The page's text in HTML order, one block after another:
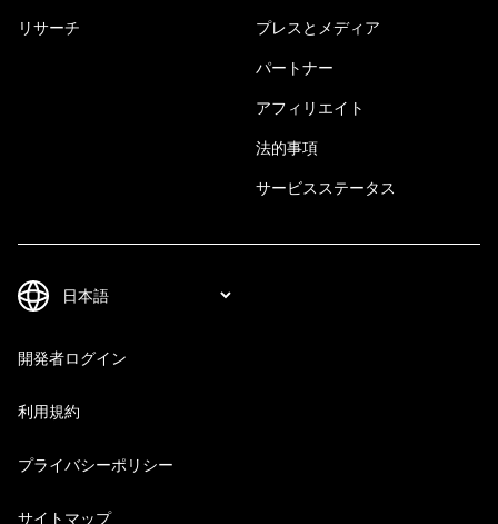
リサーチ プレスとメディア
パートナー
アフィリエイト
法的事項
サービスステータス
開発者ログイン
利用規約
プライバシーポリシー
サイトマップ